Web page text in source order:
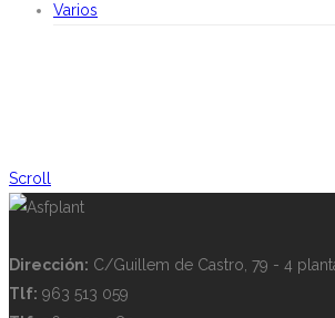
Varios
Scroll
Dirección: C/Guillem de Castro, 79 - 4
Tlf: 963 513 059